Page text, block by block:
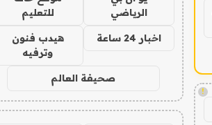
!
الرياضي
للتعليم
اخبار 24 ساعة
هيدب فنون
وترفيه
صحيفة العالم